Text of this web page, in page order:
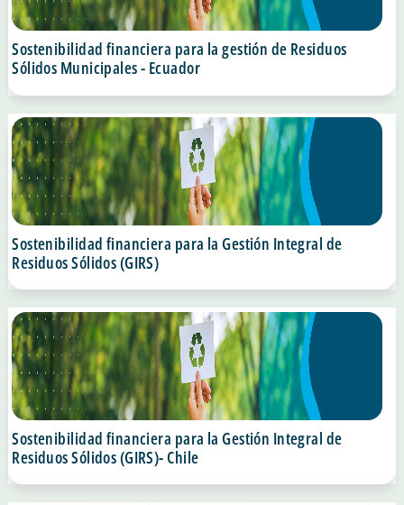
Sostenibilidad financiera para la gestión de Residuos
Sólidos Municipales - Ecuador
Sostenibilidad financiera para la Gestión Integral de
Residuos Sólidos (GIRS)
Sostenibilidad financiera para la Gestión Integral de
Residuos Sólidos (GIRS)- Chile